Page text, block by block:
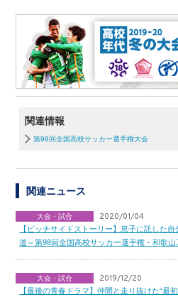
関連情報
第98回全国高校サッカー選手権大会
関連ニュース
大会・試合 2020/01/04
【ピッチサイドストーリー】息子に託した
道～第98回全国高校サッカー選手権・和歌
大会・試合 2019/12/20
【最後の青春ドラマ】仲間と走り抜けた“最